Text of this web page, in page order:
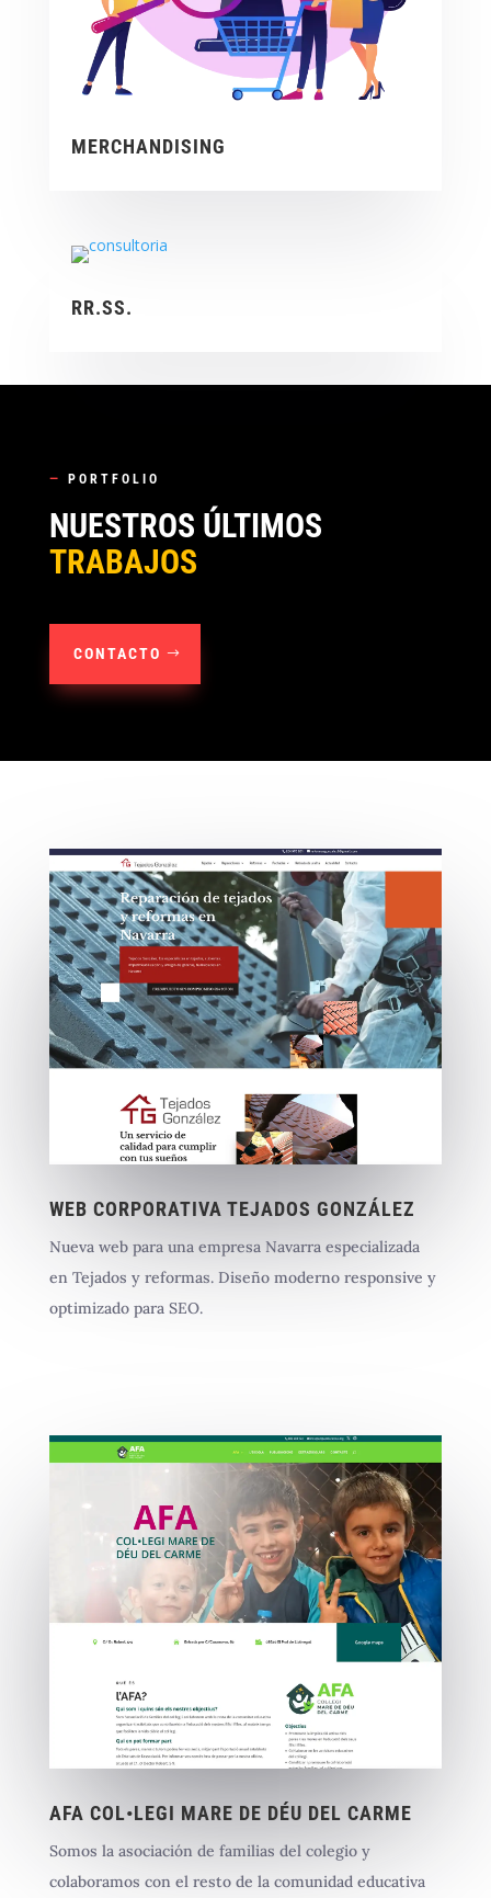
MERCHANDISING
RR.SS.
— PORTFOLIO
NUESTROS ÚLTIMOS
TRABAJOS
CONTACTO
WEB CORPORATIVA TEJADOS GONZÁLEZ
Nueva web para una empresa Navarra especializada
en Tejados y reformas. Diseño moderno responsive y
optimizado para SEO.
AFA COL•LEGI MARE DE DÉU DEL CARME
Somos la asociación de familias del colegio y
colaboramos con el resto de la comunidad educativa